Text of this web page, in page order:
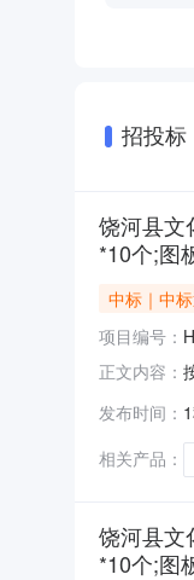
招投标
饶河县文
*10个;图
中标｜中
项目编号：
正文内容：
发布时间：
相关产品：
饶河县文
*10个;图